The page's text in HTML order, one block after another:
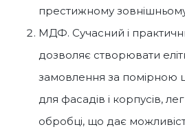
престижному
МДФ. Сучасний і
дозволяє створювати
замовлення за помірною
для фасадів і корпусів,
обробці, що дає